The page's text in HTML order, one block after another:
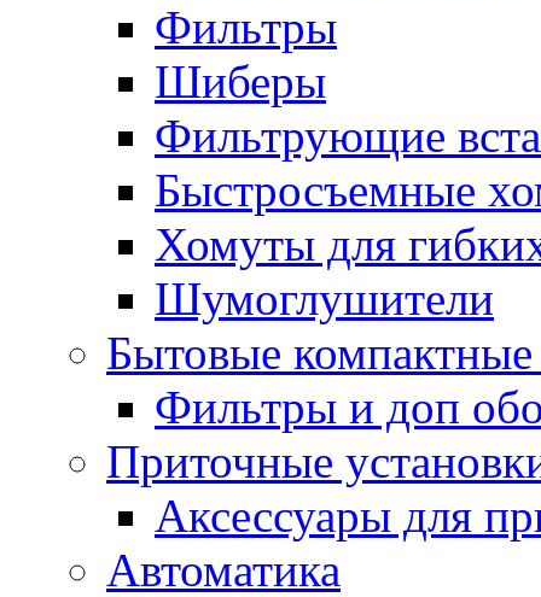
Фильтры
Шиберы
Фильтрующие
Быстросъемные
Хомуты для
Шумоглушители
Бытовые
Фильтры и доп
Приточные
Аксессуары для
Автоматика